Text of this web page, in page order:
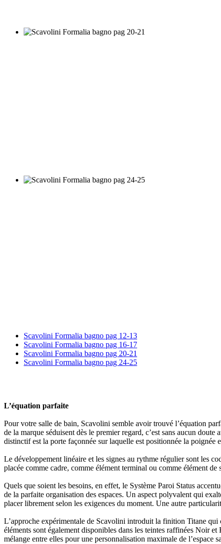
Scavolini Formalia bagno pag 12-13
Scavolini Formalia bagno pag 16-17
Scavolini Formalia bagno pag 20-21
Scavolini Formalia bagno pag 24-25
L’équation parfaite
Pour votre salle de bain, Scavolini semble avoir trouvé l’équation
de la marque séduisent dès le premier regard, c’est sans aucun
distinctif est la porte façonnée sur laquelle est positionnée la
Le développement linéaire et les signes au rythme régulier sont les
placée comme cadre, comme élément terminal ou comme élément de
Quels que soient les besoins, en effet, le Système Paroi Status
de la parfaite organisation des espaces. Un aspect polyvalent qui
placer librement selon les exigences du moment. Une autre
L’approche expérimentale de Scavolini introduit la finition Titane qui
éléments sont également disponibles dans les teintes raffinées Noir
mélange entre elles pour une personnalisation maximale de l’espace